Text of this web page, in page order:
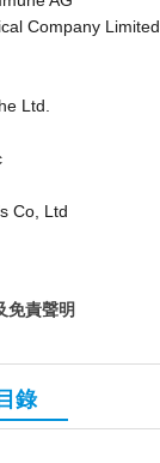
Company Limited
Ltd.
Co, Ltd
免責聲明
目錄